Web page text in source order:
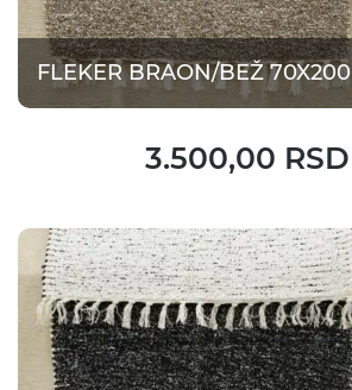
FLEKER BRAON/BEŽ 70X200
3.500,00 RSD